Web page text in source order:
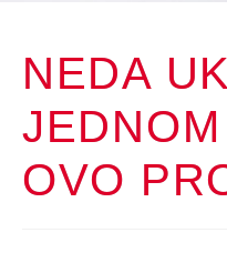
NEDA
OVO